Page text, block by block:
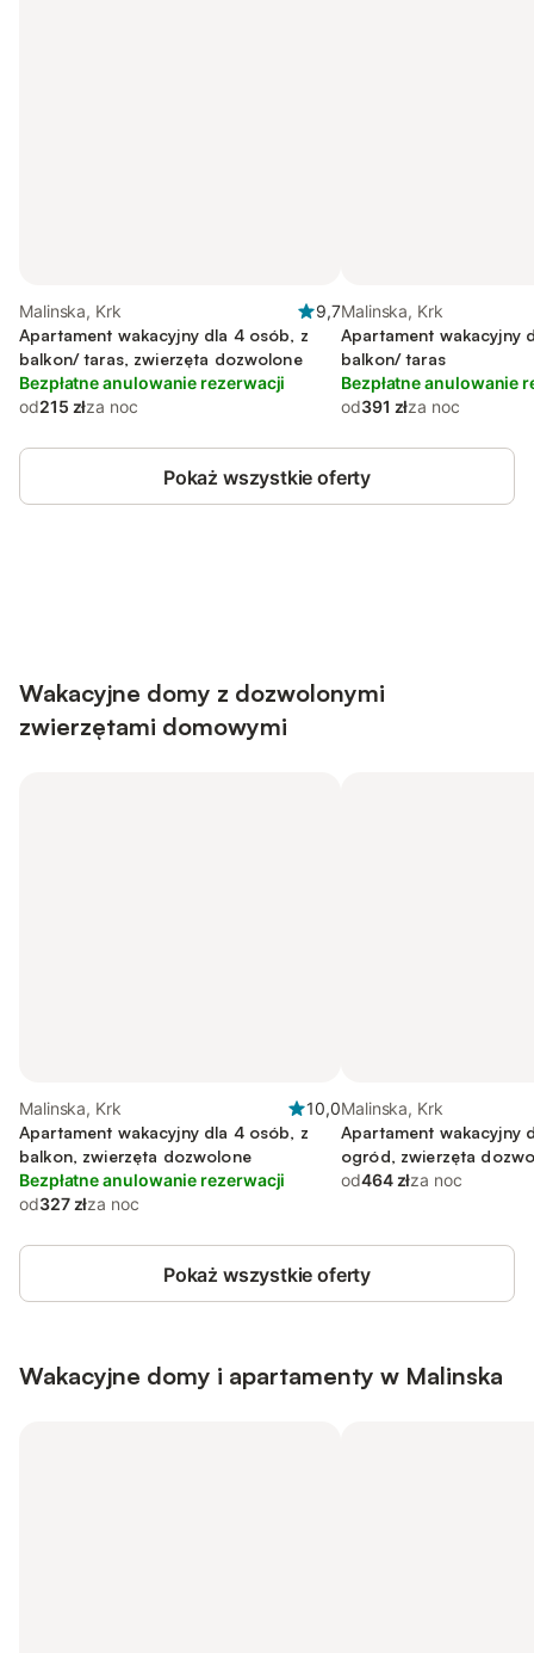
Malinska, Krk
9,7
Apartament wakacyjny dla 4 osób, z
balkon/ taras, zwierzęta dozwolone
Bezpłatne anulowanie rezerwacji
od215 złza noc
Malinska, Krk
Apartament wakacyjny
balkon/ taras
Bezpłatne anulowanie
od391 złza noc
Pokaż wszystkie oferty
Wakacyjne domy z dozwolonymi
zwierzętami domowymi
Malinska, Krk
10,0
Apartament wakacyjny dla 4 osób, z
balkon, zwierzęta dozwolone
Bezpłatne anulowanie rezerwacji
od327 złza noc
Malinska, Krk
Apartament wakacyjny
ogród, zwierzęta
od464 złza noc
Pokaż wszystkie oferty
Wakacyjne domy i apartamenty w Malinska